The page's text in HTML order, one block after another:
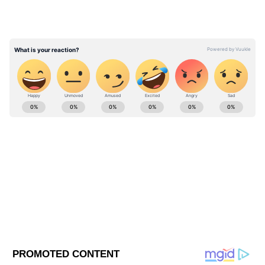
তুলতে একসঙ্গে হাজির হবেন ইস্টবেঙ্গলের একঝাঁক
প্রাক্তন তারকা ফুটবলার।
Entertainment News ( বাংলা বিনোদনের খবর ):
মিডিয়ায় কাজ করার অভিজ্ঞতা রয়েছে। যাদবপুর বিশ্ববিদ্যালয়
থেকে জার্নালিজম ও মাস কমিউনিকেশনে মাস্টার্স করেছেন।